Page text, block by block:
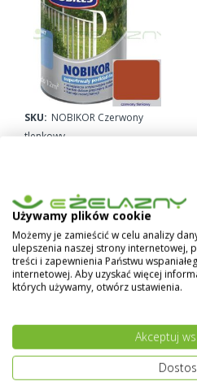
SKU: NOBIKOR Czerwony
tlenkowy
Dotarłeś do
Kupuj wg
Kategoria
JEDYNKA NEOKOR - emalia
Używamy plików cookie
Możemy je zamieścić w celu analizy
ulepszenia naszej strony internetowej,
treści i zapewnienia Państwu
internetowej. Aby uzyskać więcej
których używamy, otwórz ustawienia.
Akceptuj